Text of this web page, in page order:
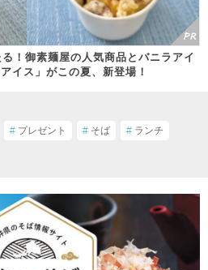
！御素麺屋の人気商品とバニラアイ
イス」がこの夏、新登場！
# プレゼント # そば # ランチ